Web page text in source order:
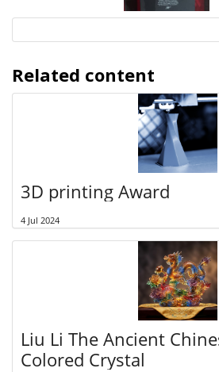
Related content
3D printing Award
4 Jul 2024
Liu Li The Ancient
Colored Crystal